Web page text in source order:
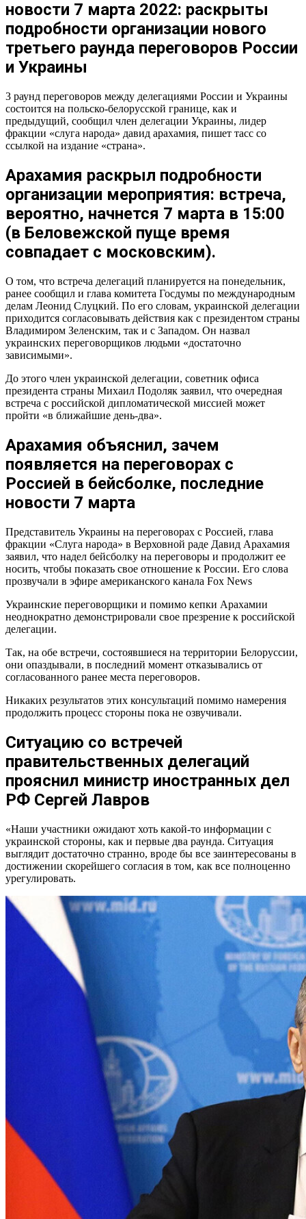
новости 7 марта 2022: раскрыты
подробности организации нового
третьего раунда переговоров России
и Украины
3 раунд переговоров между делегациями России и Украины
состоится на польско-белорусской границе, как и
предыдущий, сообщил член делегации Украины, лидер
фракции «слуга народа» давид арахамия, пишет тасс со
ссылкой на издание «страна».
Арахамия раскрыл подробности
организации мероприятия: встреча,
вероятно, начнется 7 марта в 15:00
(в Беловежской пуще время
совпадает с московским).
О том, что встреча делегаций планируется на понедельник,
ранее сообщил и глава комитета Госдумы по международным
делам Леонид Слуцкий. По его словам, украинской делегации
приходится согласовывать действия как с президентом страны
Владимиром Зеленским, так и с Западом. Он назвал
украинских переговорщиков людьми «достаточно
зависимыми».
До этого член украинской делегации, советник офиса
президента страны Михаил Подоляк заявил, что очередная
встреча с российской дипломатической миссией может
пройти «в ближайшие день-два».
Арахамия объяснил, зачем
появляется на переговорах с
Россией в бейсболке, последние
новости 7 марта
Представитель Украины на переговорах с Россией, глава
фракции «Слуга народа» в Верховной раде Давид Арахамия
заявил, что надел бейсболку на переговоры и продолжит ее
носить, чтобы показать свое отношение к России. Его слова
прозвучали в эфире американского канала Fox News
Украинские переговорщики и помимо кепки Арахамии
неоднократно демонстрировали свое презрение к российской
делегации.
Так, на обе встречи, состоявшиеся на территории Белоруссии,
они опаздывали, в последний момент отказывались от
согласованного ранее места переговоров.
Никаких результатов этих консультаций помимо намерения
продолжить процесс стороны пока не озвучивали.
Ситуацию со встречей
правительственных делегаций
прояснил министр иностранных дел
РФ Сергей Лавров
«Наши участники ожидают хоть какой-то информации с
украинской стороны, как и первые два раунда. Ситуация
выглядит достаточно странно, вроде бы все заинтересованы в
достижении скорейшего согласия в том, как все полноценно
урегулировать.